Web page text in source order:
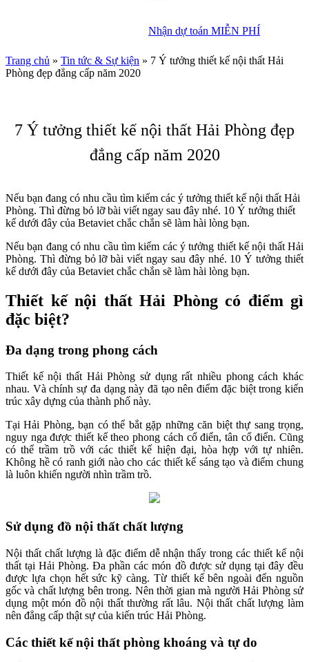
Nhận dự toán MIỄN PHÍ
Trang chủ » Tin tức & Sự kiện » 7 Ý tưởng thiết kế nội thất Hải
Phòng đẹp đẳng cấp năm 2020
7 Ý tưởng thiết kế nội thất Hải Phòng đẹp
đẳng cấp năm 2020
Nếu bạn đang có nhu cầu tìm kiếm các ý tưởng thiết kế nội thất Hải
Phòng. Thì đừng bỏ lỡ bài viết ngay sau đây nhé. 10 Ý tưởng thiết
kế dưới đây của Betaviet chắc chắn sẽ làm hài lòng bạn.
Nếu bạn đang có nhu cầu tìm kiếm các ý tưởng thiết kế nội thất Hải
Phòng. Thì đừng bỏ lỡ bài viết ngay sau đây nhé. 10 Ý tưởng thiết
kế dưới đây của Betaviet chắc chắn sẽ làm hài lòng bạn.
Thiết kế nội thất Hải Phòng có điểm gì
đặc biệt?
Đa dạng trong phong cách
Thiết kế nội thất Hải Phòng sử dụng rất nhiều phong cách khác
nhau. Và chính sự đa dạng này đã tạo nên điểm đặc biệt trong kiến
trúc xây dựng của thành phố này.
Tại Hải Phòng, bạn có thể bắt gặp những căn biệt thự sang trọng,
nguy nga được thiết kế theo phong cách cổ điển, tân cổ điển. Cũng
có thể trầm trồ với các thiết kế hiện đại, hòa hợp với tự nhiên.
Không hề có ranh giới nào cho các thiết kế sáng tạo và điểm chung
là luôn khiến người nhìn trầm trồ.
Sử dụng đồ nội thất chất lượng
Nội thất chất lượng là đặc điểm dễ nhận thấy trong các thiết kế nội
thất tại Hải Phòng. Đa phần các món đồ được sử dụng tại đây đều
được lựa chọn hết sức kỹ càng. Từ thiết kế bên ngoài đến nguồn
gốc và chất lượng bên trong. Nên thời gian mà người Hải Phòng sử
dụng một món đồ nội thất thường rất lâu. Nội thất chất lượng làm
nên đẳng cấp thật sự của kiến trúc Hải Phòng.
Các thiết kế nội thất phòng khoáng và tự do